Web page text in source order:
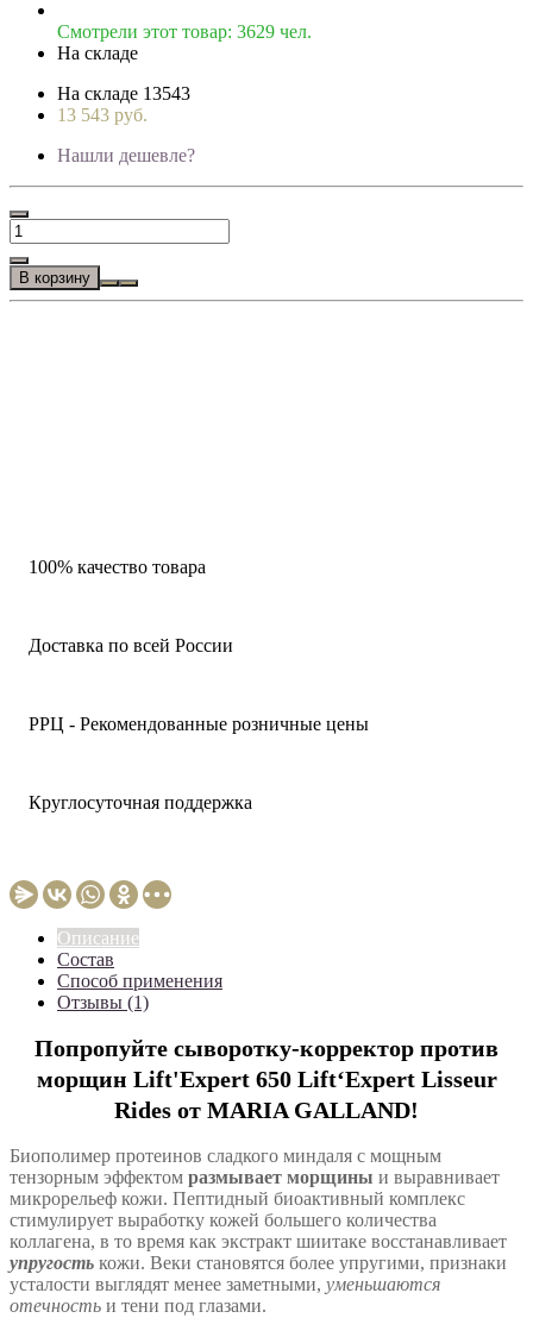
Смотрели этот товар: 3629 чел.
На складе
На складе 13543
13 543 руб.
Нашли дешевле?
В корзину
100% качество товара
Доставка по всей России
РРЦ - Рекомендованные розничные цены
Круглосуточная поддержка
Описание
Состав
Способ применения
Отзывы (1)
Попропуйте сыворотку-корректор против
морщин Lift'Expert 650 Lift‘Expert Lisseur
Rides от MARIA GALLAND!
Биополимер протеинов сладкого миндаля с мощным
тензорным эффектом размывает морщины и выравнивает
микрорельеф кожи. Пептидный биоактивный комплекс
стимулирует выработку кожей большего количества
коллагена, в то время как экстракт шиитаке восстанавливает
упругость кожи. Веки становятся более упругими, признаки
усталости выглядят менее заметными, уменьшаются
отечность и тени под глазами.